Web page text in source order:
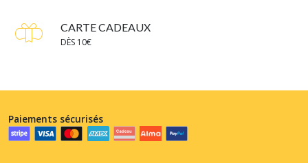
CARTE CADEAUX
DÈS 10€
Paiements sécurisés